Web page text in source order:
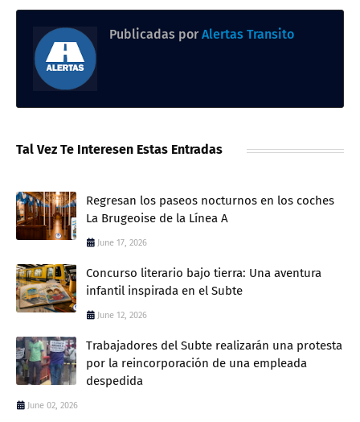
Publicadas por Alertas Transito
Tal Vez Te Interesen Estas Entradas
Regresan los paseos nocturnos en los coches
La Brugeoise de la Línea A
June 17, 2026
Concurso literario bajo tierra: Una aventura
infantil inspirada en el Subte
June 12, 2026
Trabajadores del Subte realizarán una protesta
por la reincorporación de una empleada
despedida
June 02, 2026